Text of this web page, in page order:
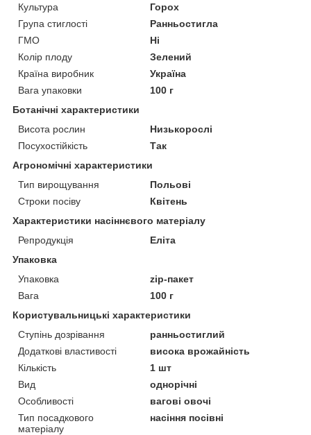
Культура
Горох
Група стиглості
Ранньостигла
ГМО
Ні
Колір плоду
Зелений
Країна виробник
Україна
Вага упаковки
100 г
Ботанічні характеристики
Висота рослин
Низькорослі
Посухостійкість
Так
Агрономічні характеристики
Тип вирощування
Польові
Строки посіву
Квітень
Характеристики насіннєвого матеріалу
Репродукція
Еліта
Упаковка
Упаковка
zip-пакет
Вага
100 г
Користувальницькі характеристики
Ступінь дозрівання
ранньостиглий
Додаткові властивості
висока врожайність
Кількість
1 шт
Вид
однорічні
Особливості
вагові овочі
Тип посадкового
матеріалу
насіння посівні